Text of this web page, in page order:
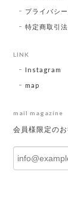
プライバシ
特定商取引
LINK
Instagram
map
mail magazine
会員様限定の